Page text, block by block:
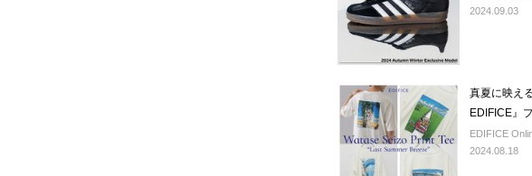
2024.09.03
真夏に映え
EDIFICE』
EDIFICE
2024.08.18